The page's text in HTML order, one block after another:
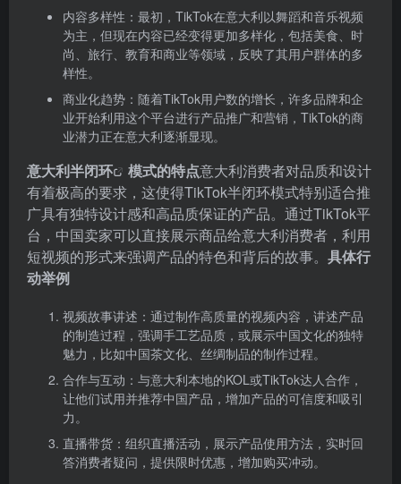
内容多样性：最初，TikTok在意大利以舞蹈和音乐视频
为主，但现在内容已经变得更加多样化，包括美食、时
尚、旅行、教育和商业等领域，反映了其用户群体的多
样性。
商业化趋势：随着TikTok用户数的增长，许多品牌和企
业开始利用这个平台进行产品推广和营销，TikTok的商
业潜力正在意大利逐渐显现。
意大利半闭环 模式的特点意大利消费者对品质和设计
有着极高的要求，这使得TikTok半闭环模式特别适合推
广具有独特设计感和高品质保证的产品。通过TikTok平
台，中国卖家可以直接展示商品给意大利消费者，利用
短视频的形式来强调产品的特色和背后的故事。 具体行
动举例
视频故事讲述：通过制作高质量的视频内容，讲述产品
的制造过程，强调手工艺品质，或展示中国文化的独特
魅力，比如中国茶文化、丝绸制品的制作过程。
合作与互动：与意大利本地的KOL或TikTok达人合作，
让他们试用并推荐中国产品，增加产品的可信度和吸引
力。
直播带货：组织直播活动，展示产品使用方法，实时回
答消费者疑问，提供限时优惠，增加购买冲动。